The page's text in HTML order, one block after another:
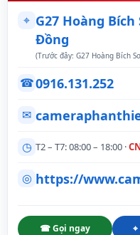
⌖ G27 Hoàng Bích
Đồng
(Trước đây: G27 Hoàng Bích
☎0916.131.252
✉
◷ T2 – T7: 08:00 – 18:00 ·
◎ https://
☎ Gọi ngay